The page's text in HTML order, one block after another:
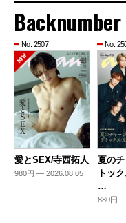
Backnumber
No. 2507
愛とSEX/寺西拓人
980円 — 2026.08.05
No.
夏の
トッ
…
880円